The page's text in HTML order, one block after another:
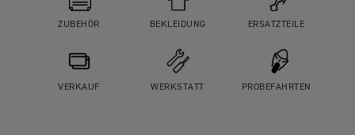
ZUBEHÖR BEKLEIDUNG ERSATZTEILE
VERKAUF WERKSTATT PROBEFAHRTEN